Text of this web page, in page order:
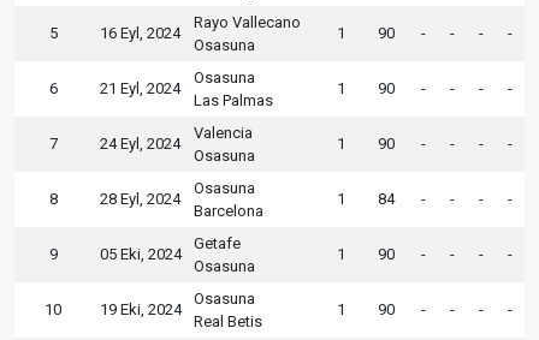
5 16 Eyl, 2024
Rayo Vallecano
Osasuna
1 90 - - - -
6 21 Eyl, 2024
Osasuna
Las Palmas
1 90 - - - -
7 24 Eyl, 2024
Valencia
Osasuna
1 90 - - - -
8 28 Eyl, 2024
Osasuna
Barcelona
1 84 - - - -
9 05 Eki, 2024
Getafe
Osasuna
1 90 - - - -
10 19 Eki, 2024
Osasuna
Real Betis
1 90 - - - -